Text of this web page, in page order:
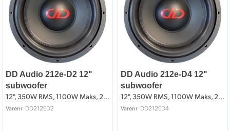
DD Audio 212e-D2 12"
subwoofer
12", 350W RMS, 1100W Maks, 2x2 Ohm
Varenr DD212ED2
DD Audio 212e-D4 12"
subwoofer
12", 350W RMS, 1100W Maks, 2x4 Ohm
Varenr DD212ED4